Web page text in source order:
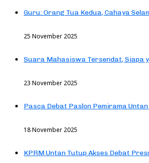
Guru: Orang Tua Kedua, Cahaya
25 November 2025
Suara Mahasiswa Tersendat, Siapa
23 November 2025
Pasca Debat Paslon Pemirama
18 November 2025
KPRM Untan Tutup Akses Debat